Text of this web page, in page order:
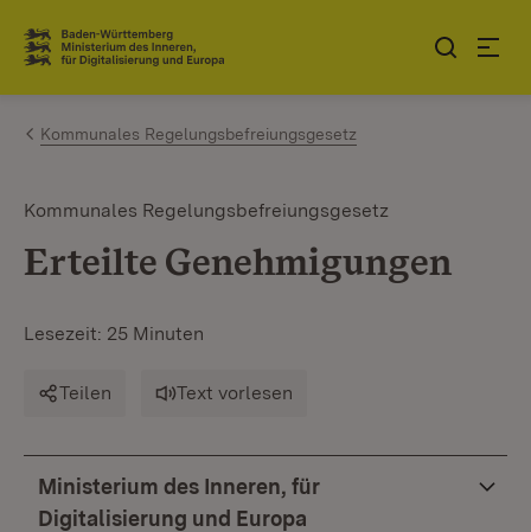
Zum Inhalt springen
Link zur Startseite
Kommunales Regelungsbefreiungsgesetz
Kommunales Regelungsbefreiungsgesetz
Erteilte Genehmigungen
Lesezeit: 25 Minuten
Teilen Text vorlesen
Ministerium des Inneren, für
Digitalisierung und Europa